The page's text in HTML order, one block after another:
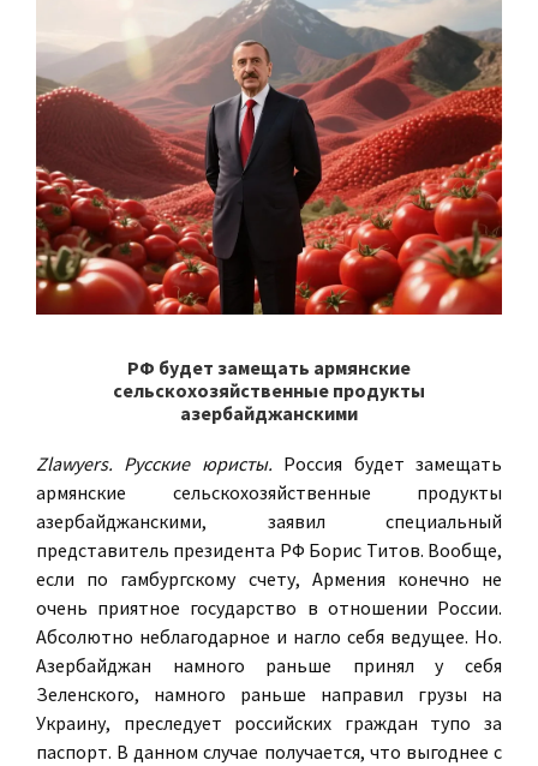
РФ будет замещать армянские
сельскохозяйственные продукты
азербайджанскими
Zlawyers. Русские юристы. Россия будет замещать
армянские сельскохозяйственные продукты
азербайджанскими, заявил специальный
представитель президента РФ Борис Титов. Вообще,
если по гамбургскому счету, Армения конечно не
очень приятное государство в отношении России.
Абсолютно неблагодарное и нагло себя ведущее. Но.
Азербайджан намного раньше принял у себя
Зеленского, намного раньше направил грузы на
Украину, преследует российских граждан тупо за
паспорт. В данном случае получается, что выгоднее с